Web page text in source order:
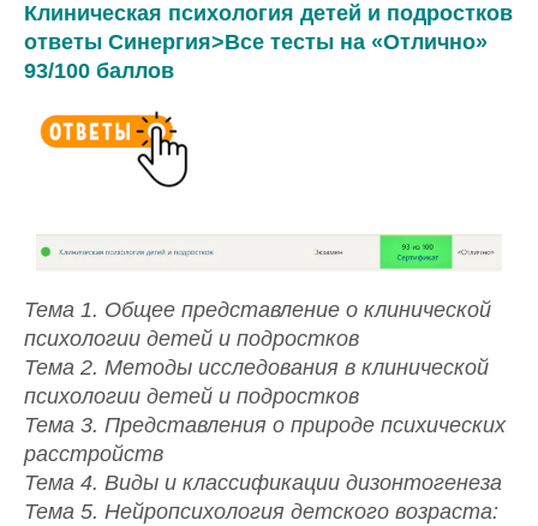
Клиническая психология детей и подростков
ответы Синергия>Все тесты на «Отлично»
93/100 баллов
Тема 1. Общее представление о клинической
психологии детей и подростков
Тема 2. Методы исследования в клинической
психологии детей и подростков
Тема 3. Представления о природе психических
расстройств
Тема 4. Виды и классификации дизонтогенеза
Тема 5. Нейропсихология детского возраста: